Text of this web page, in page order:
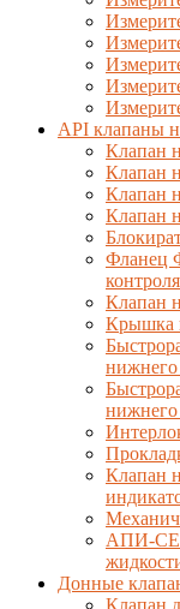
API клапаны
Клапан
Клапан
Клапан
Клапан
Фланец
Клапан
Крышка
нижнего
нижнего
Клапан
АПИ-
Донные
Клапан